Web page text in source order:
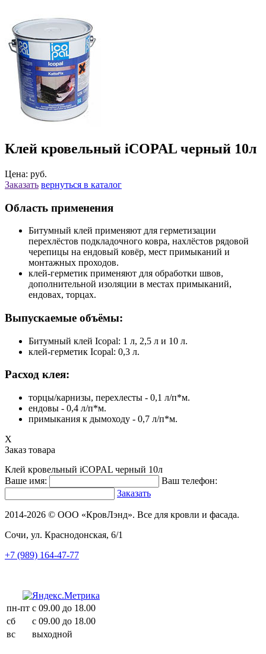
Клей кровельный iCOPAL черный 10л
Цена: руб.
Заказать вернуться в каталог
Область применения
Битумный клей применяют для герметизации
перехлёстов подкладочного ковра, нахлёстов рядовой
черепицы на ендовый ковёр, мест примыканий и
монтажных проходов.
клей-герметик применяют для обработки швов,
дополнительной изоляции в местах примыканий,
ендовах, торцах.
Выпускаемые объёмы:
Битумный клей Icopal: 1 л, 2,5 л и 10 л.
клей-герметик Icopal: 0,3 л.
Расход клея:
торцы/карнизы, перехлесты - 0,1 л/п*м.
ендовы - 0,4 л/п*м.
примыкания к дымоходу - 0,7 л/п*м.
X
Заказ товара
Клей кровельный iCOPAL черный 10л
Ваше имя:
Ваш телефон:
Заказать
2014-2026 © ООО «КровЛэнд». Все для кровли и фасада.
Сочи, ул. Краснодонская, 6/1
+7 (989) 164-47-77
пн-пт с 09.00 до 18.00
сб
с 09.00 до 18.00
вс
выходной